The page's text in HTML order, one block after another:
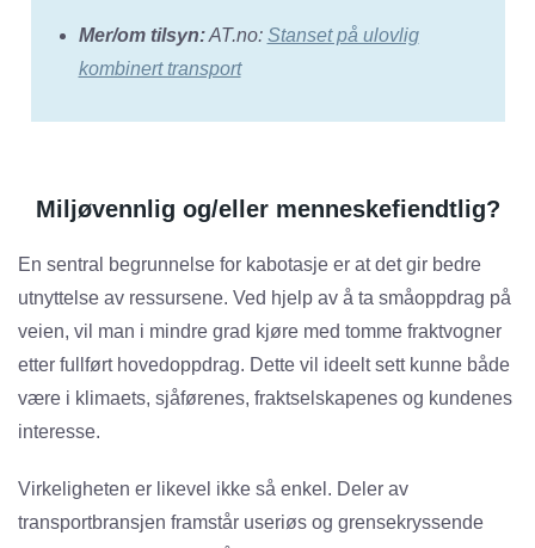
Mer/om tilsyn:AT.no: Stanset på ulovlig
kombinert transport
Miljøvennlig og/eller menneskefiendtlig?
En sentral begrunnelse for kabotasje er at det gir bedre
utnyttelse av ressursene. Ved hjelp av å ta småoppdrag på
veien, vil man i mindre grad kjøre med tomme fraktvogner
etter fullført hovedoppdrag. Dette vil ideelt sett kunne både
være i klimaets, sjåførenes, fraktselskapenes og kundenes
interesse.
Virkeligheten er likevel ikke så enkel. Deler av
transportbransjen framstår useriøs og grensekryssende